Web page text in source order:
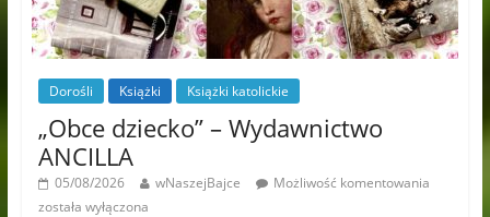
Dorośli Książki Książki katolickie
„Obce dziecko” – Wydawnictwo
ANCILLA
05/08/2026 wNaszejBajce
Możliwość komentowania
została wyłączona